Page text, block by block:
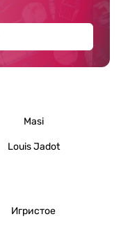
Masi
Louis Jadot
Игристое